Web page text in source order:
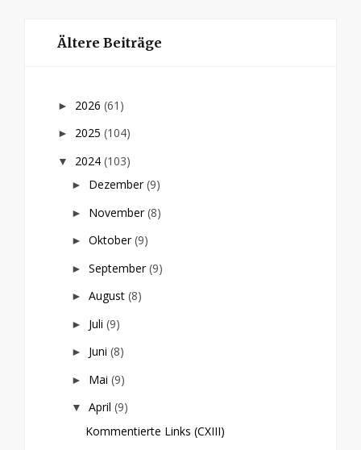
Ältere Beiträge
► 2026 (61)
► 2025 (104)
▼ 2024 (103)
► Dezember(9)
► November(8)
► Oktober(9)
► September(9)
► August (8)
► Juli (9)
► Juni (8)
► Mai (9)
▼ April (9)
Kommentierte Links (CXIII)